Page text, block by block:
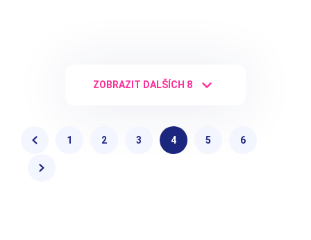
ZOBRAZIT DALŠÍCH 8
1 2 3 4 5 6